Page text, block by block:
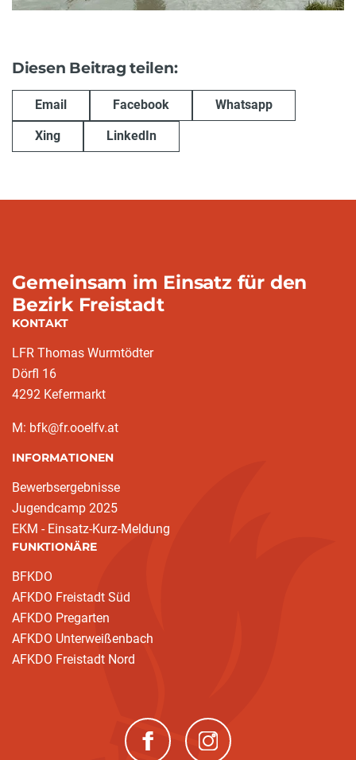
Diesen Beitrag teilen:
Email Facebook Whatsapp
Xing LinkedIn
Gemeinsam im Einsatz für den
Bezirk Freistadt
KONTAKT
LFR Thomas Wurmtödter
Dörfl 16
4292 Kefermarkt
M: bfk@fr.ooelfv.at
INFORMATIONEN
Bewerbsergebnisse
Jugendcamp 2025
EKM - Einsatz-Kurz-Meldung
FUNKTIONÄRE
BFKDO
AFKDO Freistadt Süd
AFKDO Pregarten
AFKDO Unterweißenbach
AFKDO Freistadt Nord
(neues Fenster)(neues Fenster)